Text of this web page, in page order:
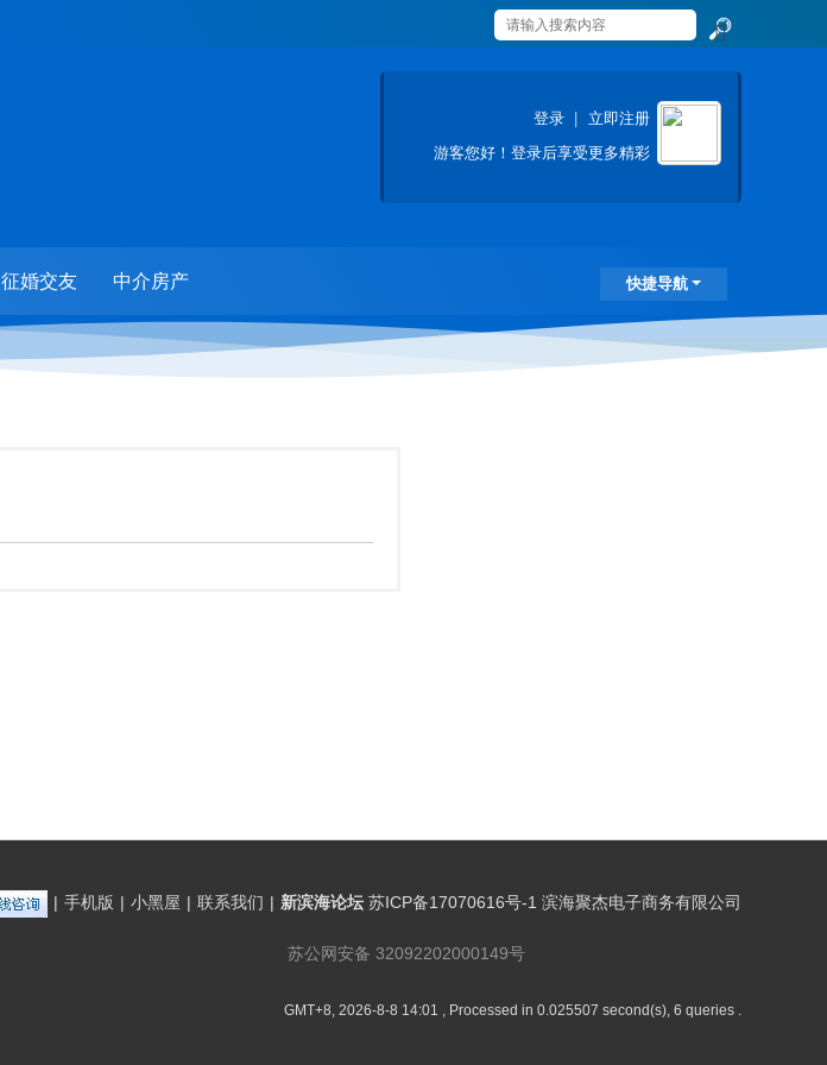
索
登录
立即注册
游客您好！登录后享受更多精彩
快捷导航
征婚交友 中介房产
| 手机版 | 小黑屋 | 联系我们 | 新滨海论坛 苏ICP备17070616号-1 滨海聚杰电子商务有限公司
苏公网安备 32092202000149号
GMT+8, 2026-8-8 14:01 , Processed in 0.025507 second(s), 6 queries .